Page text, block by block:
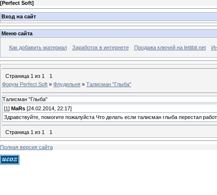
[Perfect Soft]
Вход на сайт
Меню сайта
Как добавить материал Заработок в интернете Продажа ключей на letitbit.net
Страница 1 из 1
1
Форум Perfect Soft » Флудильня » Талисман "Глыба"
Талисман "Глыба"
[1 ] MaRs [24.02.2014, 22:17]
Здравствуйте, помогите пожалуйста Что делать если талисман глыба перестал
Страница 1 из 1 1
Полная версия сайта